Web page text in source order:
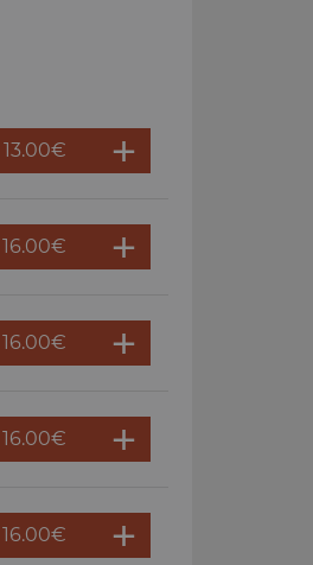
13.00€
16.00€
16.00€
16.00€
16.00€